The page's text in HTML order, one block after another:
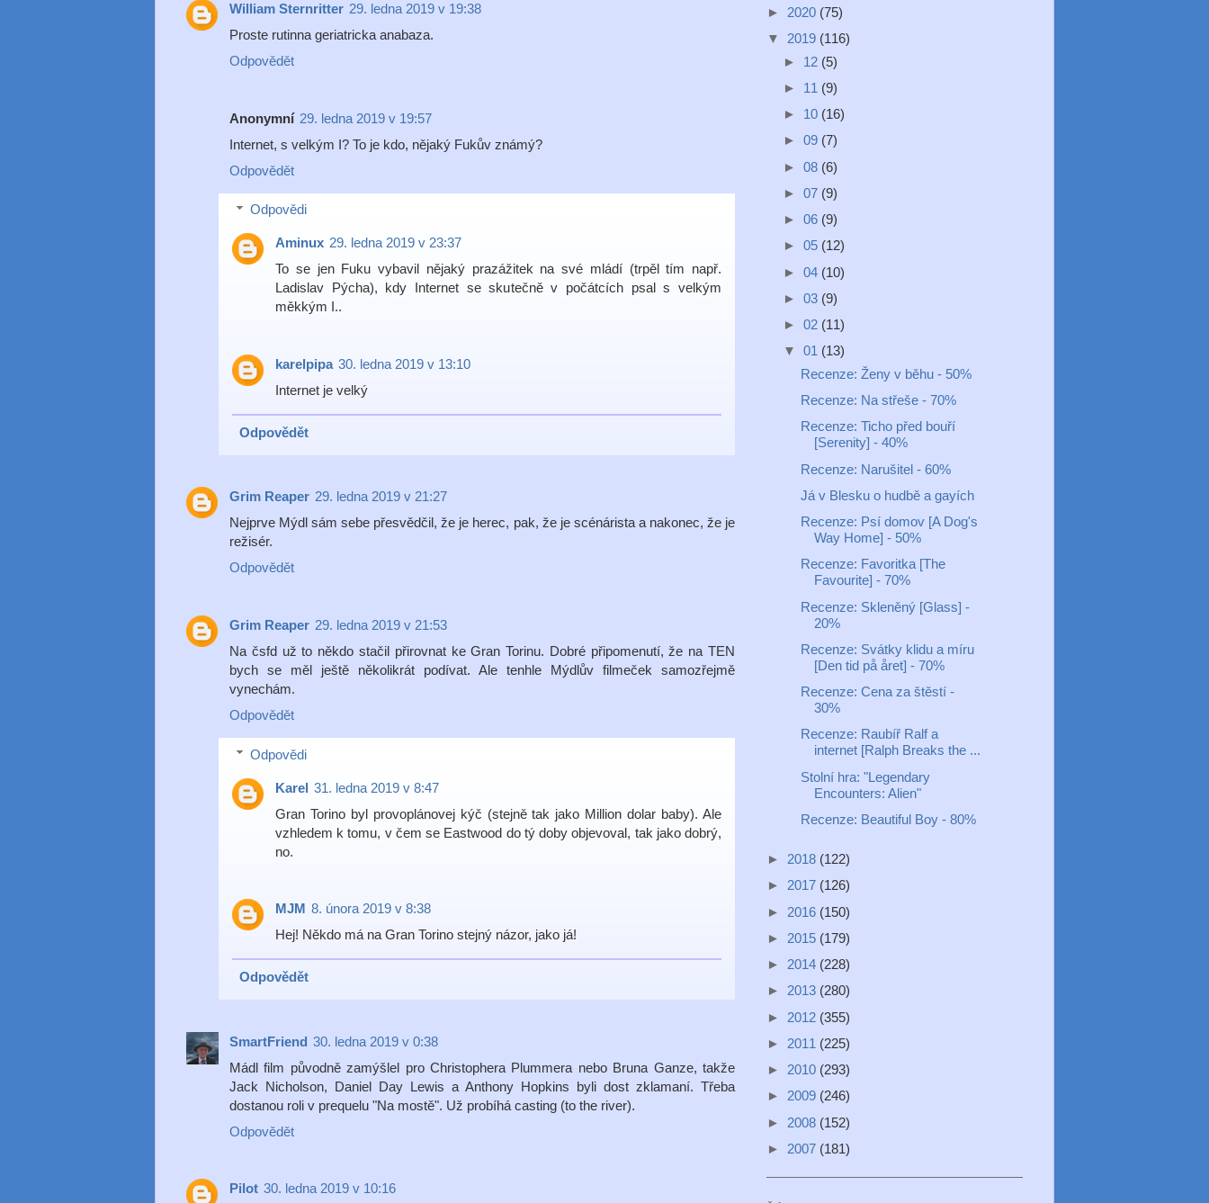
William Sternritter 29. ledna 2019 v 19:38
Proste rutinna geriatricka anabaza.
Odpovědět
Anonymní 29. ledna 2019 v 19:57
Internet, s velkým I? To je kdo, nějaký Fukův známý?
Odpovědět
Odpovědi
Aminux 29. ledna 2019 v 23:37
To se jen Fuku vybavil nějaký prazážitek na své mládí (trpěl tím např.
Ladislav Pýcha), kdy Internet se skutečně v počátcích psal s velkým
měkkým I..
karelpipa 30. ledna 2019 v 13:10
Internet je velký
Odpovědět
Grim Reaper 29. ledna 2019 v 21:27
Nejprve Mýdl sám sebe přesvědčil, že je herec, pak, že je scénárista a nakonec, že je
režisér.
Odpovědět
Grim Reaper 29. ledna 2019 v 21:53
Na čsfd už to někdo stačil přirovnat ke Gran Torinu. Dobré připomenutí, že na TEN
bych se měl ještě několikrát podívat. Ale tenhle Mýdlův filmeček samozřejmě
vynechám.
Odpovědět
Odpovědi
Karel 31. ledna 2019 v 8:47
Gran Torino byl provoplánovej kýč (stejně tak jako Million dolar baby). Ale
vzhledem k tomu, v čem se Eastwood do tý doby objevoval, tak jako dobrý,
no.
MJM 8. února 2019 v 8:38
Hej! Někdo má na Gran Torino stejný názor, jako já!
Odpovědět
SmartFriend 30. ledna 2019 v 0:38
Mádl film původně zamýšlel pro Christophera Plummera nebo Bruna Ganze, takže
Jack Nicholson, Daniel Day Lewis a Anthony Hopkins byli dost zklamaní. Třeba
dostanou roli v prequelu "Na mostě". Už probíhá casting (to the river).
Odpovědět
Pilot 30. ledna 2019 v 10:16
► 2020 (75)
▼ 2019 (116)
► 12 (5)
► 11 (9)
► 10 (16)
► 09 (7)
► 08 (6)
► 07 (9)
► 06 (9)
► 05 (12)
► 04 (10)
► 03 (9)
► 02 (11)
▼ 01 (13)
Recenze: Ženy v běhu - 50%
Recenze: Na střeše - 70%
Recenze: Ticho před bouří
[Serenity] - 40%
Recenze: Narušitel - 60%
Já v Blesku o hudbě a gayích
Recenze: Psí domov [A Dog's
Way Home] - 50%
Recenze: Favoritka [The
Favourite] - 70%
Recenze: Skleněný [Glass] -
20%
Recenze: Svátky klidu a míru
[Den tid på året] - 70%
Recenze: Cena za štěstí -
30%
Recenze: Raubíř Ralf a
internet [Ralph Breaks the ...
Stolní hra: "Legendary
Encounters: Alien"
Recenze: Beautiful Boy - 80%
► 2018 (122)
► 2017 (126)
► 2016 (150)
► 2015 (179)
► 2014 (228)
► 2013 (280)
► 2012 (355)
► 2011 (225)
► 2010 (293)
► 2009 (246)
► 2008 (152)
► 2007 (181)